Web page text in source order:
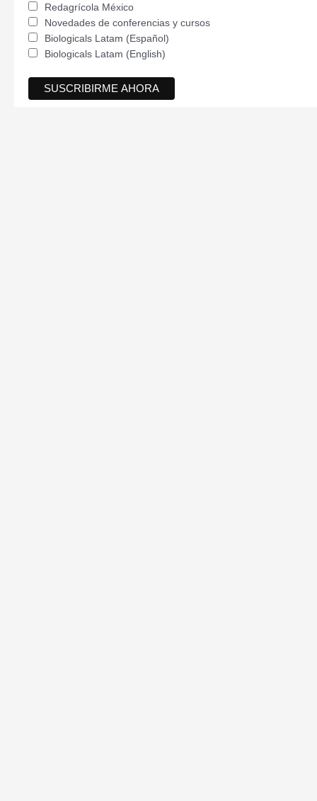
Redagrícola México
Novedades de conferencias y cursos
Biologicals Latam (Español)
Biologicals Latam (English)